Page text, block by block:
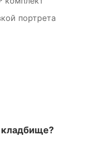
портрета
кладбище?